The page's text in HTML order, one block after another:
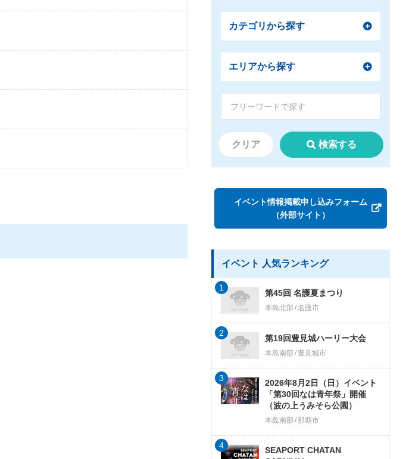
カテゴリから探す
エリアから探す
クリア 検索する
イベント情報掲載申し込みフォーム
（外部サイト）
イベント 人気ランキング
第45回 名護夏まつり
本島北部 名護市
1
第19回豊見城ハーリー大会
本島南部 豊見城市
2
2026年8月2日（日）イベント
「第30回なは青年祭」開催
（波の上うみそら公園）
本島南部 那覇市
3
SEAPORT CHATAN
4